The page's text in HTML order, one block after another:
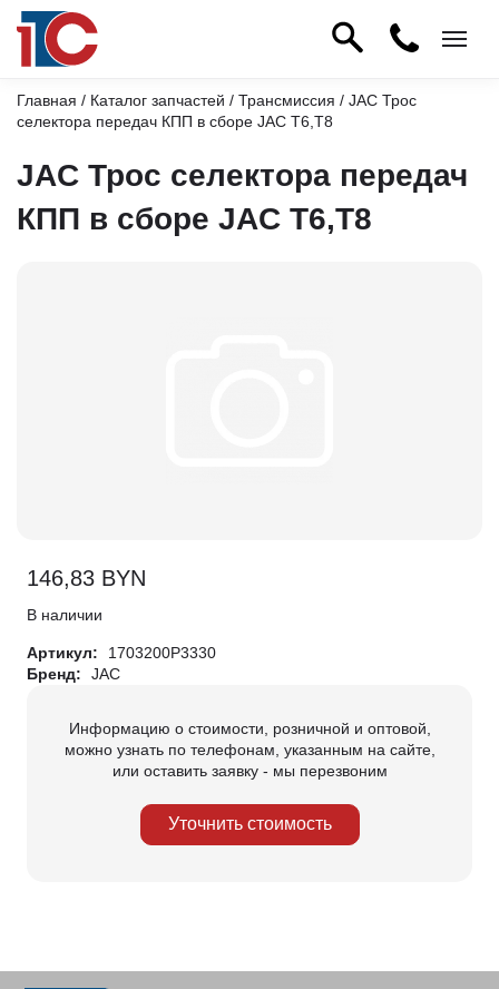
Главная / Каталог запчастей / Трансмиссия / JAC Трос
селектора передач КПП в сборе JAC T6,T8
JAC Трос селектора передач
КПП в сборе JAC T6,T8
146,83 BYN
В наличии
Артикул:
1703200P3330
Бренд:
JAC
Информацию о стоимости, розничной и оптовой,
можно узнать по телефонам, указанным на сайте,
или оставить заявку - мы перезвоним
Уточнить стоимость